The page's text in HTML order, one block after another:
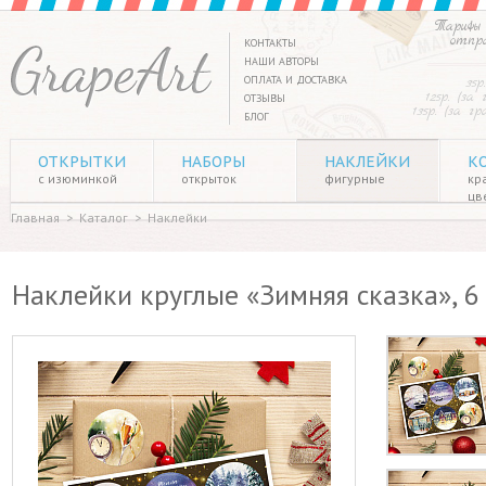
Тарифы
125р. (за
135р. (за
КОНТАКТЫ
НАШИ АВТОРЫ
ОПЛАТА И ДОСТАВКА
ОТЗЫВЫ
БЛОГ
ОТКРЫТКИ
с изюминкой
НАБОРЫ
открыток
НАКЛЕЙКИ
фигурные
Главная > Каталог > Наклейки
Наклейки круглые «Зимняя сказка»,